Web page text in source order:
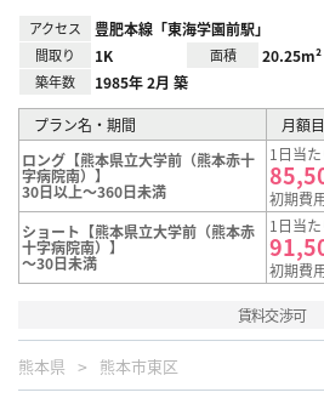
アクセス 豊肥本線「東海学園前駅」
間取り 1K 面積 20.25m²
築年数 1985年 2月 築
プラン名・期間
月額
ロング【熊本県立大学前（熊本赤十
字病院南）】
30日以上～360日未満
1日当
初期費
ショート【熊本県立大学前（熊本赤
十字病院南）】
～30日未満
1日当
初期費
賃料交渉可
熊本県 熊本市東区